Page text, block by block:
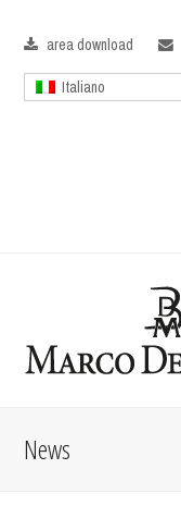
area download
Italiano
News